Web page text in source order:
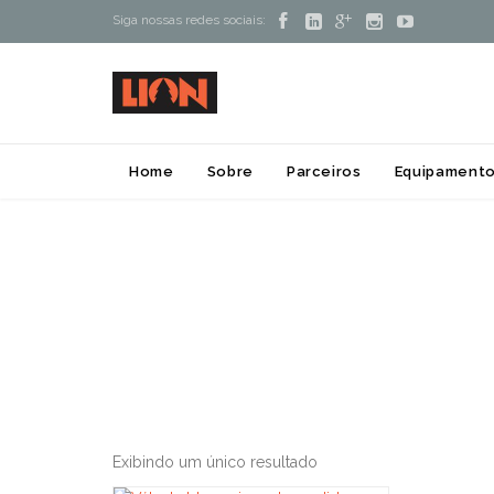
Siga nossas redes sociais:     
Home Sobre Parceiros
Exibindo um único resultado